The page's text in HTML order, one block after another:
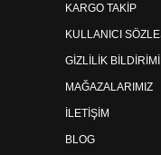
KARGO TAKİP
KULLANICI
GİZLİLİK BİLDİRİMİ
MAĞAZALARIMIZ
İLETİŞİM
BLOG